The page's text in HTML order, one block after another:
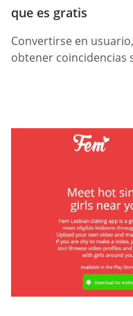
que es gratis
Convertirse en
obtener coincidencias